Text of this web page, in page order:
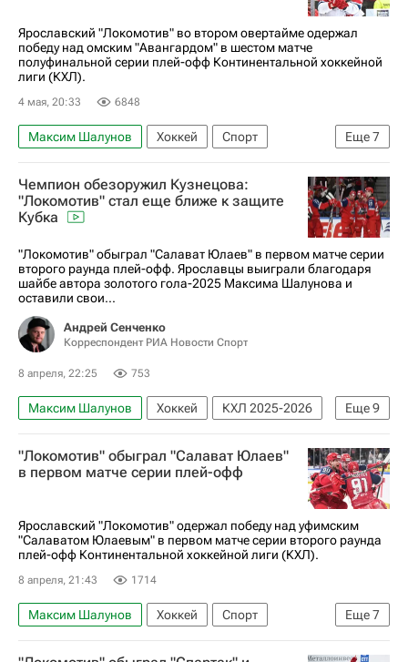
Даниил Исаев
Никита Серебряков
Материалы РИА Спорт
Авторы РИА Новости Спорт
Ярославский "Локомотив" во втором овертайме одержал
победу над омским "Авангардом" в шестом матче
полуфинальной серии плей-офф Континентальной хоккейной
лиги (КХЛ).
4 мая, 20:33 6848
Еще7
Максим Шалунов Хоккей
Спорт
Александр Радулов
Рушан Рафиков
КХЛ 2025-2026
Нефтехимик
Локомотив (Ярославль)
Кубок Гагарина
Чемпион обезоружил Кузнецова:
"Локомотив" стал еще ближе к защите
Кубка
"Локомотив" обыграл "Салават Юлаев" в первом матче серии
второго раунда плей-офф. Ярославцы выиграли благодаря
шайбе автора золотого гола-2025 Максима Шалунова и
оставили свои...
Андрей Сенченко
Корреспондент РИА Новости Спорт
8 апреля, 22:25 753
Еще9
Максим Шалунов Хоккей
КХЛ 2025-2026
Кубок Гагарина
Локомотив (Ярославль)
Салават Юлаев
Даниил Исаев
Боб Хартли
Материалы РИА Спорт
Авторы РИА Новости Спорт
"Локомотив" обыграл "Салават Юлаев"
в первом матче серии плей-офф
Ярославский "Локомотив" одержал победу над уфимским
"Салаватом Юлаевым" в первом матче серии второго раунда
плей-офф Континентальной хоккейной лиги (КХЛ).
8 апреля, 21:43 1714
Еще7
Максим Шалунов Хоккей
Спорт
Кубок Гагарина
Даниил Исаев